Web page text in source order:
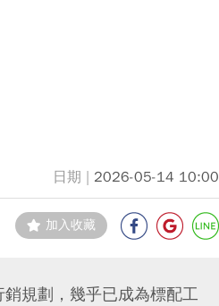
2026-05-14 10:00
加入收藏
規劃，幾乎已成為標配工